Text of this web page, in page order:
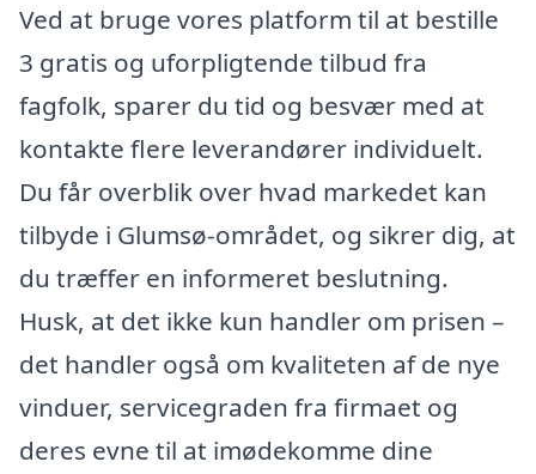
Ved at bruge vores platform til at bestille
3 gratis og uforpligtende tilbud fra
fagfolk, sparer du tid og besvær med at
kontakte flere leverandører individuelt.
Du får overblik over hvad markedet kan
tilbyde i Glumsø-området, og sikrer dig, at
du træffer en informeret beslutning.
Husk, at det ikke kun handler om prisen –
det handler også om kvaliteten af de nye
vinduer, servicegraden fra firmaet og
deres evne til at imødekomme dine